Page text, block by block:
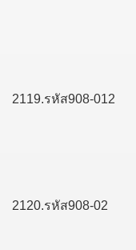
2119.รหัส908-012
2120.รหัส908-02